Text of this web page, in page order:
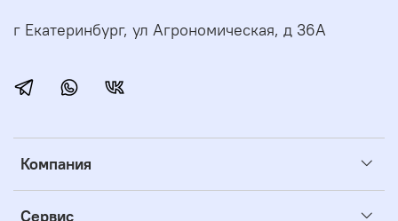
Компания
Сервис
г Екатеринбург, ул Агрономическая, д 36А